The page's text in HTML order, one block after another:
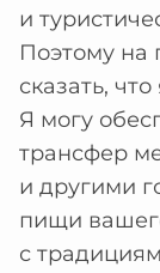
и
Поэтому на
сказать,
Я могу
трансфер
и другими
пищи
с